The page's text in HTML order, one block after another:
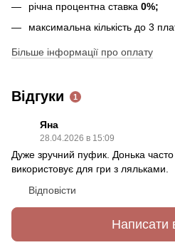
річна процентна ставка 0%;
максимальна кількість до 3
Більше інформації про оплату
Відгуки 1
Яна
28.04.2026 в 15:09
Дуже зручний пуфик. Донька
використовує для гри з ляльками.
Відповісти
Написати